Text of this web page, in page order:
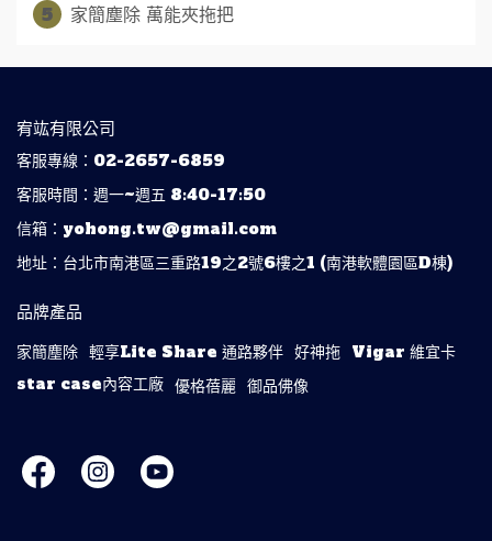
5
家簡塵除 萬能夾拖把
宥竑有限公司
客服專線：02-2657-6859
客服時間：週一~週五 8:40-17:50
信箱：yohong.tw@gmail.com
地址：台北市南港區三重路19之2號6樓之1 (南港軟體園區D棟)
品牌產品
家簡塵除 輕享Lite Share 通路夥伴 好神拖 Vigar 維宜卡
star case內容工廠 優格蓓麗 御品佛像